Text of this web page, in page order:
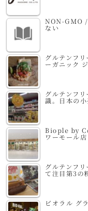
NON-GMO /
ない
グルテンフ
ーガニック
グルテンフ
識。日本の
Biople by
ワーモール店
グルテンフ
て注目第3の
ビオラル グ